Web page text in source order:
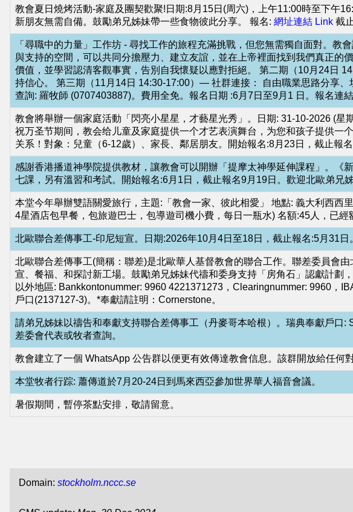
基
督
教
會
主
頁
NCCC
Mainpage
北
歐
華
人
基
督
教
會
维
基
百
科
NCCC
NCCC
教會夏日燒烤活動-家庭及團契歡聚!日期:8月15日(周六)，上午11:00時至下午
新朋友無需自備。鼓勵弟兄姊妹帶一些食物彼此分享。 報名: 網址連結 Link 截
「尋職中的力量」工作坊 - 尋找工作的旅程充滿挑戰，但您無需獨自面對。
與支持的空間，可以共同分擔壓力、建立友誼，並在上帝裡面找到我們真正
價值，並學習認清客觀事實，告別自我懷疑以應對拒絕。 第二期（10月24日
持信心。 第三期（11月14日 14:30-17:00）— 社群連接： 自由職業思路分享
查詢: 羅牧師 (0707403887)。費用全免。報名日期 :6月7日至9月1 日。報名連
教會將舉辦一個家庭活動「閃亮小星星，才藝星光秀」。日期: 31-10-2026 (
祝万圣节期间，教会给儿童及家庭提供一个才艺表演舞台，为您和孩子提供
关系！對象：兒童（6-12歲）、家長、鄰居朋友。開始報名:8月23日，截止報
感謝香港播道神學院提供教材，讓教會可以開辦「提摩太神學延伸課程」。
七課，另有溫習和考試。開始報名:6月1日，截止報名9月19日。歡迎北歐弟兄
本堂今年舉辦雙語關愛旅行，主題:「教會一家、彼此相愛」 地點: 義大利西
4星酒店包早餐，包旅遊巴士，包導遊司機小費，每日一瓶水) 名額:45人，已經
北歐聯合差傳事工-印尼短宣。日期:2026年10月4日至18日，截止報名:5月31日
北歐聯合差傳事工(簡稱：聯差)是北歐華人基督教會的聯合工作。聯差委員會
宣、餐福、和探討新工場。鼓勵弟兄姊妹代禱和委身支持「房角石」認獻計
以外地區: Bankkontonummer: 9960 4221371273，Clearingnummer: 9960，
戶口(2137127-3)。*奉獻請註明：Cornerstone。
請弟兄姊妹以禱告和奉獻支持聯合差傳事工（丹麥哥本哈根）。瑞典奉獻戶
差委會代表或牧者查詢。
教會建立了一個 WhatsApp 公告群以便更有效傳達教會信息。該群開放給任何
本堂牧者行踪: 蕭傳道於7月20-24日到馬來西亞參加世界華人福音會議。
暑假期間，暫停茶點安排，敬請留意。
Domain: stockholm.nccc.se